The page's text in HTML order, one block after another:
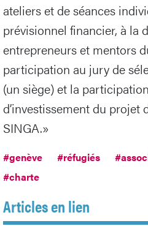
ateliers et de séances
prévisionnel financier, à la
entrepreneurs et mentors
participation au jury de
(un siège) et la
d’investissement du
SINGA.»
#genève #réfugiés
#charte
Articles en lien